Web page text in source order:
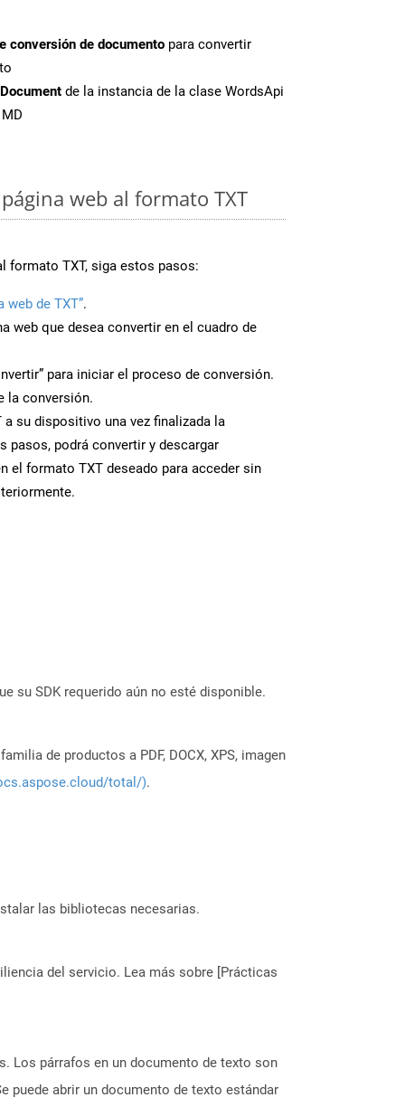
conversión de documento para convertir
de la instancia de la clase WordsApi
web al formato TXT
formato TXT, siga estos pasos:
web de TXT”.
web que desea convertir en el cuadro de
para iniciar el proceso de conversión.
la conversión.
a su dispositivo una vez finalizada la
pasos, podrá convertir y descargar
el formato TXT deseado para acceder sin
su SDK requerido aún no esté disponible.
de productos a PDF, DOCX, XPS, imagen
total/).
las bibliotecas necesarias.
del servicio. Lea más sobre [Prácticas
Los párrafos en un documento de texto son
puede abrir un documento de texto estándar